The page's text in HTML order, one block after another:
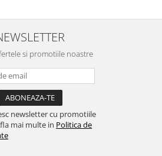
si promotiile noastre
newsletter cu promotiile
mai multe in Politica de